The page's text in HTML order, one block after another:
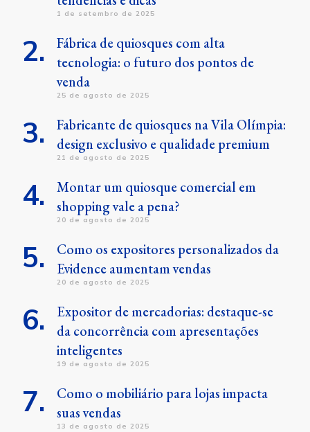
1 de setembro de 2025
Fábrica de quiosques com alta
tecnologia: o futuro dos pontos de
venda
25 de agosto de 2025
Fabricante de quiosques na Vila Olímpia:
design exclusivo e qualidade premium
21 de agosto de 2025
Montar um quiosque comercial em
shopping vale a pena?
20 de agosto de 2025
Como os expositores personalizados da
Evidence aumentam vendas
20 de agosto de 2025
Expositor de mercadorias: destaque-se
da concorrência com apresentações
inteligentes
19 de agosto de 2025
Como o mobiliário para lojas impacta
suas vendas
13 de agosto de 2025